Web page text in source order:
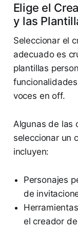
Elige el
y las
Seleccionar el
adecuado es
plantillas
voces en off.
Algunas de las
seleccionar un
incluyen:
Personajes
de
el creador